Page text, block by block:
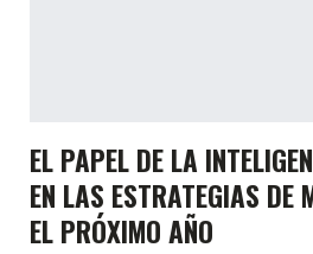
EL PAPEL DE LA
EN LAS ESTRATEGIAS DE
EL PRÓXIMO AÑO